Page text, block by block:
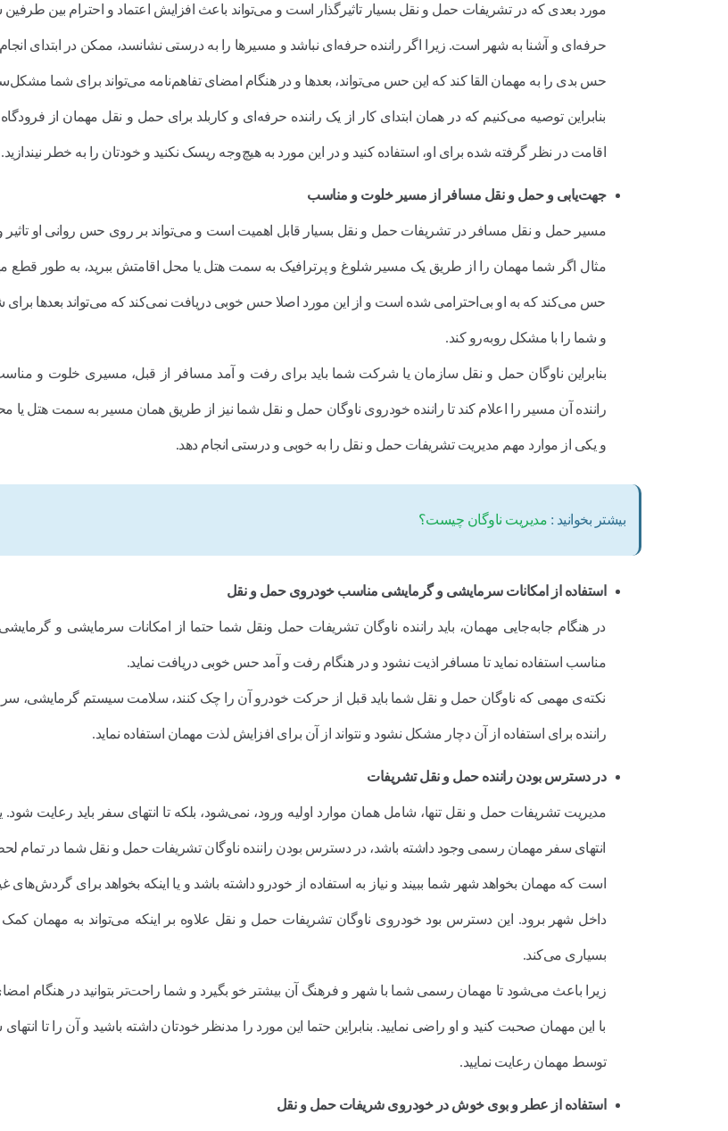
مورد بعدی که در تشریفات حمل و نقل بسیار تاثیرگذار است و می‌تواند باعث افزایش اعتماد و احترام بین طرفین
حرفه‌ای و آشنا به شهر است. زیرا اگر راننده حرفه‌ای نباشد و مسیرها را به درستی نشانسد، ممکن در ابتدای
حس بدی را به مهمان القا کند که این حس می‌تواند، بعد‌ها و در هنگام امضای تفاهم‌نامه می‌تواند برای شما
بنابراین توصیه می‌کنیم که در همان ابتدای کار از یک راننده حرفه‌ای و کاربلد برای حمل و نقل مهمان از
اقامت در نظر گرفته شده برای او، استفاده کنید و در این مورد به هیچ‌وجه ریسک نکنید و خودتان را به خطر نیندازید.
جهت‌یابی و حمل و نقل مسافر از مسیر خلوت و مناسب
مسیر حمل و نقل مسافر در تشریفات حمل و نقل بسیار قابل اهمیت است و می‌تواند بر روی حس روانی او تاثیر
مثال اگر شما مهمان را از طریق یک مسیر شلوغ و پرترافیک به سمت هتل یا محل اقامتش ببرید، به طور قطع
حس می‌کند که به او بی‌احترامی شده است و از این مورد اصلا حس خوبی دریافت نمی‌کند که می‌تواند بعدها برای
و شما را با مشکل روبه‌رو کند.
بنابراین ناوگان حمل و نقل سازمان یا شرکت شما باید برای رفت و آمد مسافر از قبل، مسیری خلوت و مناسب
راننده آن مسیر را اعلام کند تا راننده خودروی ناوگان حمل و نقل شما نیز از طریق همان مسیر به سمت هتل یا
و یکی از موارد مهم مدیریت تشریفات حمل و نقل را به خوبی و درستی انجام دهد.
بیشتر بخوانید : مدیریت ناوگان چیست؟
استفاده از امکانات سرمایشی و گرمایشی مناسب خودروی حمل و نقل
در هنگام جابه‌جایی مهمان، باید راننده ناوگان تشریفات حمل ونقل شما حتما از امکانات سرمایشی و
مناسب استفاده نماید تا مسافر اذیت نشود و در هنگام رفت و آمد حس خوبی دریافت نماید.
نکته‌ی مهمی که ناوگان حمل و نقل شما باید قبل از حرکت خودرو آن را چک کنند، سلامت سیستم گرمایشی،
راننده برای استفاده از آن دچار مشکل نشود و نتواند از آن برای افزایش لذت مهمان استفاده نماید.
در دسترس بودن راننده حمل و نقل تشریفات
مدیریت تشریفات حمل و نقل تنها، شامل همان موارد اولیه ورود، نمی‌شود، بلکه تا انتهای سفر باید رعایت شود.
انتهای سفر مهمان رسمی وجود داشته باشد، در دسترس بودن راننده ناوگان تشریفات حمل و نقل شما در تمام
است که مهمان بخواهد شهر شما ببیند و نیاز به استفاده از خودرو داشته باشد و یا اینکه بخواهد برای گردش‌های
داخل شهر برود. این دسترس بود خودروی ناوگان تشریفات حمل و نقل علاوه بر اینکه می‌تواند به مهمان کمک
بسیاری می‌کند.
زیرا باعث می‌شود تا مهمان رسمی شما با شهر و فرهنگ آن بیشتر خو بگیرد و شما راحت‌تر بتوانید در هنگام امضای
با این مهمان صحبت کنید و او راضی نمایید. بنابراین حتما این مورد را مدنظر خودتان داشته باشید و آن را تا
توسط مهمان رعایت نمایید.
استفاده از عطر و بوی خوش در خودروی شریفات حمل و نقل